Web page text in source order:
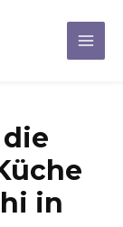
Main
in